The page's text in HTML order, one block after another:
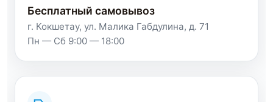
Бесплатный самовывоз
г. Кокшетау, ул. Малика Габдулина, д. 71
Пн — Сб 9:00 — 18:00